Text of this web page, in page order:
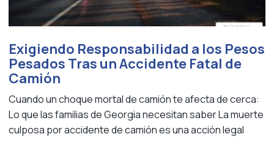
Exigiendo Responsabilidad a los Pesos
Pesados Tras un Accidente Fatal de
Camión
Cuando un choque mortal de camión te afecta de cerca:
Lo que las familias de Georgia necesitan saber La muerte
culposa por accidente de camión es una acción legal